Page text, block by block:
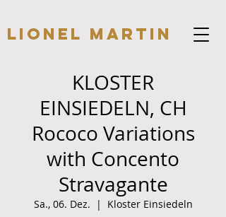
Lionel Martin
KLOSTER
EINSIEDELN, CH
Rococo Variations
with Concento
Stravagante
Sa., 06. Dez.
  |
Kloster Einsiedeln